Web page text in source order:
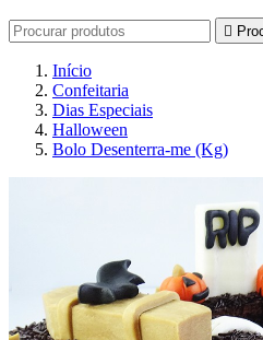

Início
Confeitaria
Dias Especiais
Halloween
Bolo Desenterra-me (Kg)